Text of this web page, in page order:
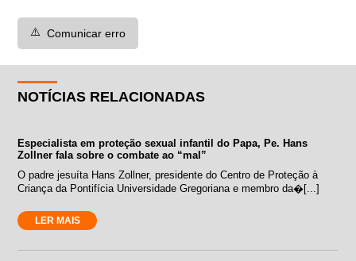
⚠️ Comunicar erro
NOTÍCIAS RELACIONADAS
Especialista em proteção sexual infantil do Papa, Pe. Hans
Zollner fala sobre o combate ao “mal”
O padre jesuíta Hans Zollner, presidente do Centro de Proteção à
Criança da Pontifícia Universidade Gregoriana e membro da�[...]
LER MAIS